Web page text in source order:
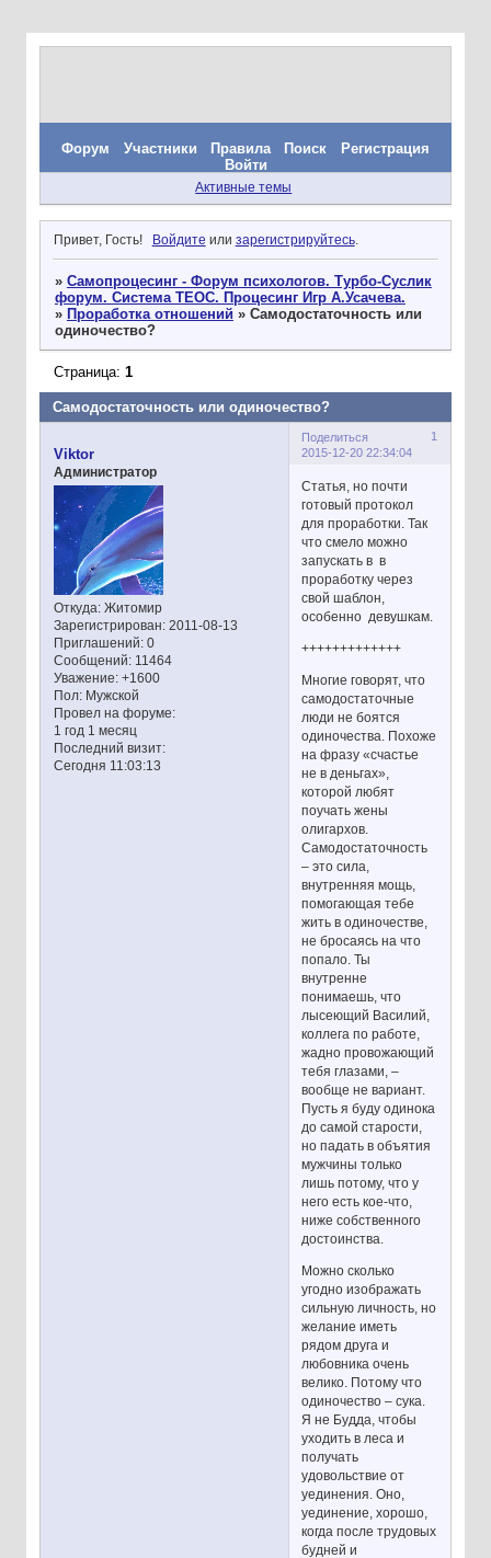
Форум Участники Правила Поиск
Регистрация
Войти
Активные темы
Привет, Гость! Войдите или зарегистрируйтесь.
» Самопроцесинг - Форум психологов. Турбо-Суслик
форум. Система ТЕОС. Процесинг Игр А.Усачева.
» Проработка отношений » Самодостаточность или
одиночество?
Самодостаточность или одиночество?
Страница: 1
Поделиться
1
2015-12-20 22:34:04
Viktor
Администратор
Откуда:Житомир
Зарегистрирован: 2011-08-13
Приглашений:0
Сообщений:11464
Уважение: +1600
Пол:Мужской
Провел на форуме:
1 год 1 месяц
Последний визит:
Сегодня 11:03:13
Статья, но почти
готовый протокол
для проработки. Так
что смело можно
запускать в в
проработку через
свой шаблон,
особенно девушкам.
+++++++++++++
Многие говорят, что
самодостаточные
люди не боятся
одиночества. Похоже
на фразу «счастье
не в деньгах»,
которой любят
поучать жены
олигархов.
Самодостаточность
– это сила,
внутренняя мощь,
помогающая тебе
жить в одиночестве,
не бросаясь на что
попало. Ты
внутренне
понимаешь, что
лысеющий Василий,
коллега по работе,
жадно провожающий
тебя глазами, –
вообще не вариант.
Пусть я буду одинока
до самой старости,
но падать в объятия
мужчины только
лишь потому, что у
него есть кое-что,
ниже собственного
достоинства.
Можно сколько
угодно изображать
сильную личность, но
желание иметь
рядом друга и
любовника очень
велико. Потому что
одиночество – сука.
Я не Будда, чтобы
уходить в леса и
получать
удовольствие от
уединения. Оно,
уединение, хорошо,
когда после трудовых
будней и